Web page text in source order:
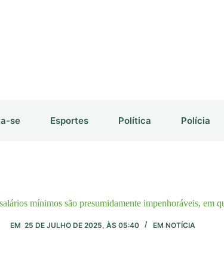
se Esportes Política Polícia
mínimos são presumidamente impenhoráveis, em
EM 25 DE JULHO DE 2025, ÀS 05:40 EM NOTÍCIA